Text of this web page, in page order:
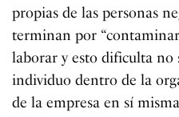
propias de las personas
terminan por
laborar y esto dificulta no
individuo dentro de la
de la empresa en sí